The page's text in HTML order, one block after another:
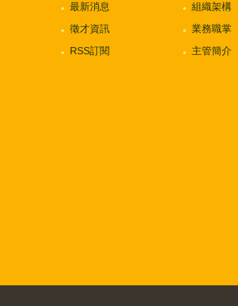
最新消息
徵才資訊
RSS訂閱
組織架構
業務職掌
主管簡介